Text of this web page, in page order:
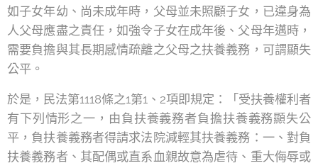
如子女年幼、尚未成年時，父母並未照顧子女，已違身為
人父母應盡之責任，如強令子女在成年後、父母年邁時，
需要負擔與其長期感情疏離之父母之扶養義務，可謂顯失
公平。
於是，民法第1118條之1第1、2項即規定：「受扶養權利者
有下列情形之一，由負扶養義務者負擔扶養義務顯失公
平，負扶養義務者得請求法院減輕其扶養義務：一、對負
扶養義務者、其配偶或直系血親故意為虐待、重大侮辱或